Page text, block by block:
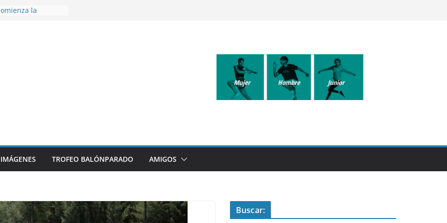
la
sumando
26/27
en el
de
IMÁGENES TROFEO BALÓNPARADO AMIGOS
Buscar: